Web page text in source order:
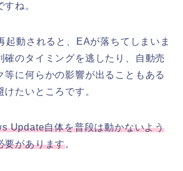
ね。
起動されると、EAが落ちてしまいま
確のタイミングを逃したり、自動売
等に何らかの影響が出ることもある
たいところです。
Update自体を普段は動かないよう
要があります。